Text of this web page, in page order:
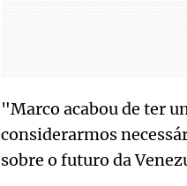
"Marco acabou de ter
considerarmos
sobre o futuro da